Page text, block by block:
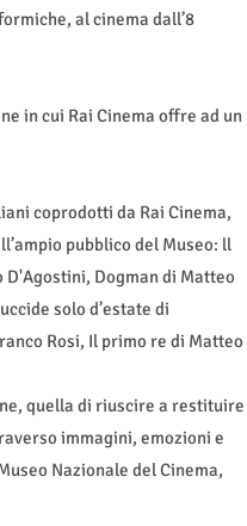
al cinema dall’8
in cui Rai Cinema offre ad un
coprodotti da Rai Cinema,
pubblico del Museo: ll
Dogman di Matteo
solo d’estate di
Rosi, Il primo re di Matteo
quella di riuscire a restituire
immagini, emozioni e
Nazionale del Cinema,